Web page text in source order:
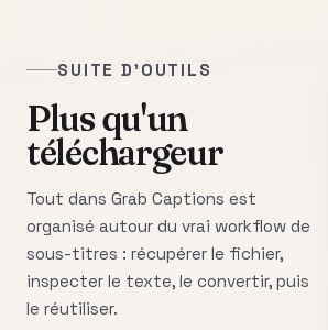
SUITE D'OUTILS
Plus qu'un
téléchargeur
Tout dans Grab Captions est
organisé autour du vrai workflow de
sous-titres : récupérer le fichier,
inspecter le texte, le convertir, puis
le réutiliser.